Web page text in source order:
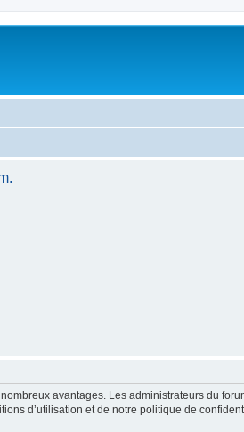
avantages. Les administrateurs du
d’utilisation et de notre politique de